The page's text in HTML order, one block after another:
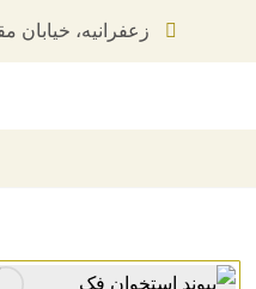
زعفرانیه، خیابان مقدس